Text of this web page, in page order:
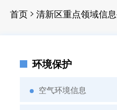
首页 > 清新区重点领域信
环境保护
空气环境信息